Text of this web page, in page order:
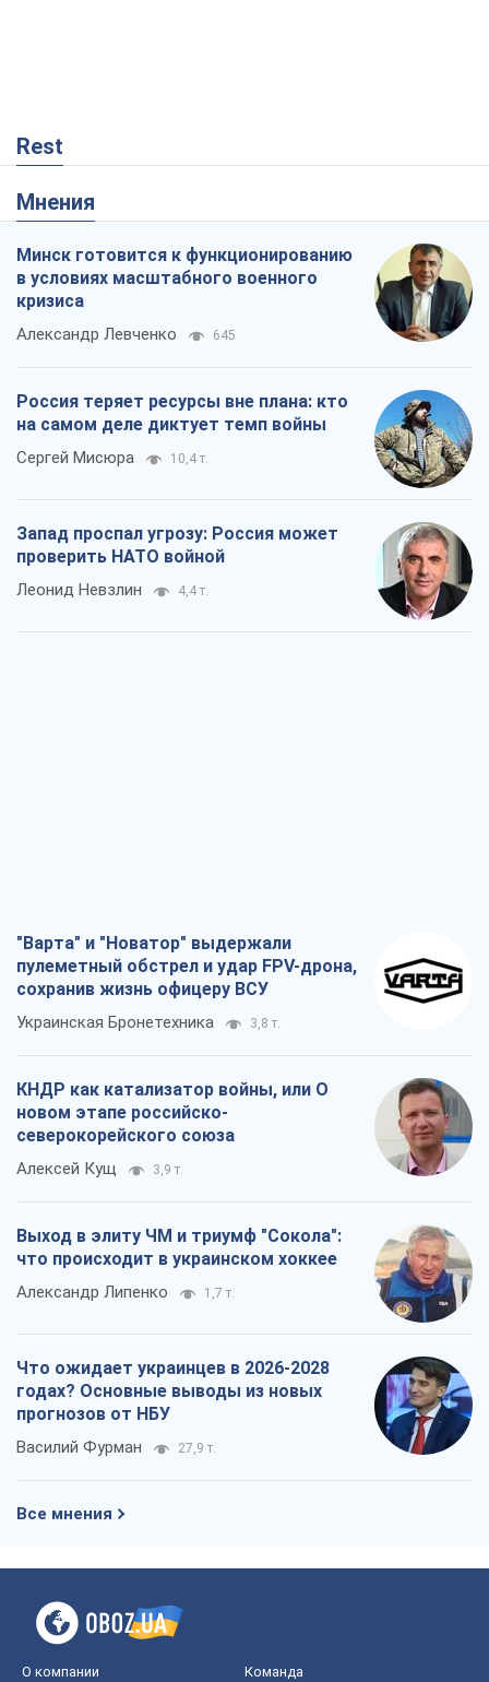
Rest
Мнения
Минск готовится к функционированию
в условиях масштабного военного
кризиса
Александр Левченко 645
Россия теряет ресурсы вне плана: кто
на самом деле диктует темп войны
Сергей Мисюра 10,4 т.
Запад проспал угрозу: Россия может
проверить НАТО войной
Леонид Невзлин 4,4 т.
"Варта" и "Новатор" выдержали
пулеметный обстрел и удар FPV-дрона,
сохранив жизнь офицеру ВСУ
Украинская Бронетехника 3,8 т.
КНДР как катализатор войны, или О
новом этапе российско-
северокорейского союза
Алексей Кущ 3,9 т.
Выход в элиту ЧМ и триумф "Сокола":
что происходит в украинском хоккее
Александр Липенко 1,7 т.
Что ожидает украинцев в 2026-2028
годах? Основные выводы из новых
прогнозов от НБУ
Василий Фурман 27,9 т.
Все мнения
О компании Команда